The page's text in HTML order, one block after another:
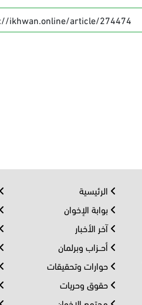
ikhwan.online/article/274474
الرئيسية
بوابة الإخوان
آخر الأخبار
أحــزاب وبرلمان
حوارات وتحقيقات
حقوق وحريات